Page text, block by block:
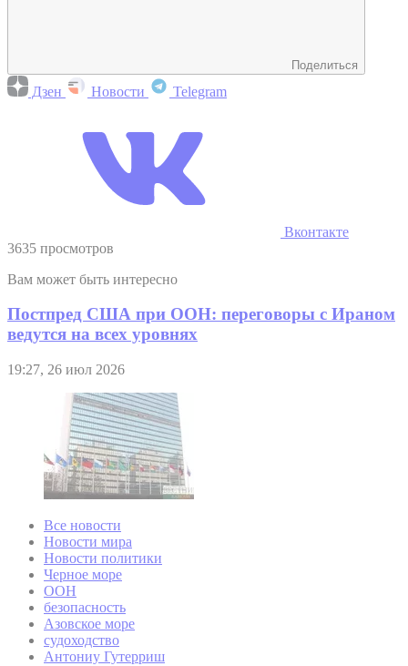
Поделиться
Дзен Новости Telegram
Вконтакте
3635 просмотров
Вам может быть интересно
Постпред США при ООН: переговоры с Ираном
ведутся на всех уровнях
19:27, 26 июл 2026
Все новости
Новости мира
Новости политики
Черное море
ООН
безопасность
Азовское море
судоходство
Антониу Гутерриш